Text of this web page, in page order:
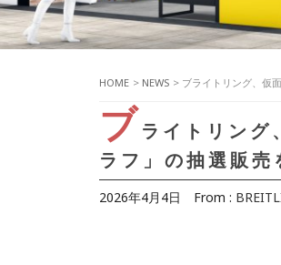
HOME > NEWS > ブライトリング、仮
ブ ライトリング
ラフ」の抽選販
2026年4月4日 From :